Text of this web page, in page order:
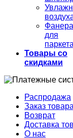
Фанера
для
паркета
Товары со
скидками
Распродажа
Заказ товара
Возврат
Доставка
О нас